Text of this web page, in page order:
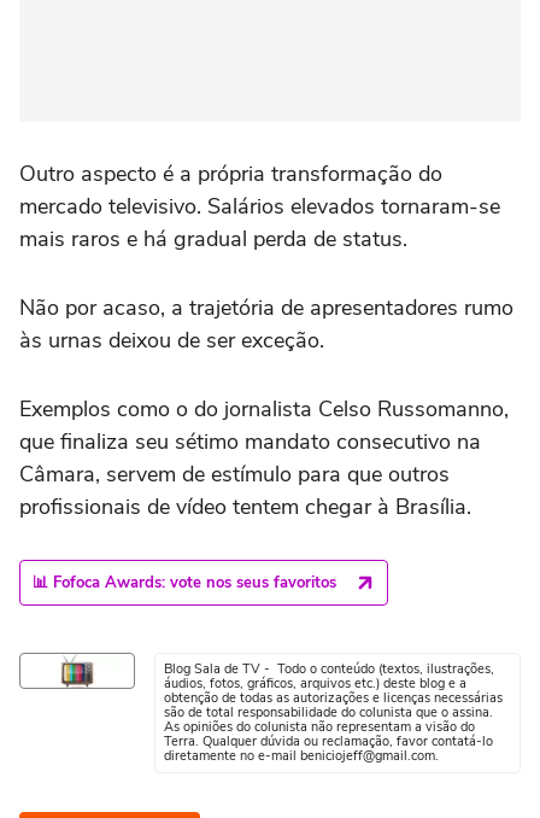
Outro aspecto é a própria transformação do
mercado televisivo. Salários elevados tornaram-se
mais raros e há gradual perda de status.
Não por acaso, a trajetória de apresentadores rumo
às urnas deixou de ser exceção.
Exemplos como o do jornalista Celso Russomanno,
que finaliza seu sétimo mandato consecutivo na
Câmara, servem de estímulo para que outros
profissionais de vídeo tentem chegar à Brasília.
📊 Fofoca Awards: vote nos seus favoritos
Blog Sala de TV - Todo o conteúdo (textos, ilustrações,
áudios, fotos, gráficos, arquivos etc.) deste blog e a
obtenção de todas as autorizações e licenças necessárias
são de total responsabilidade do colunista que o assina.
As opiniões do colunista não representam a visão do
Terra. Qualquer dúvida ou reclamação, favor contatá-lo
diretamente no e-mail beniciojeff@gmail.com.